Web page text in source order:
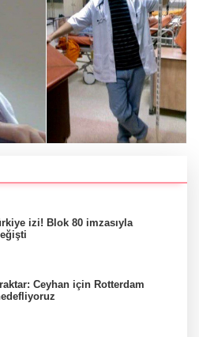
izi! Blok 80 imzasıyla
Ceyhan için Rotterdam